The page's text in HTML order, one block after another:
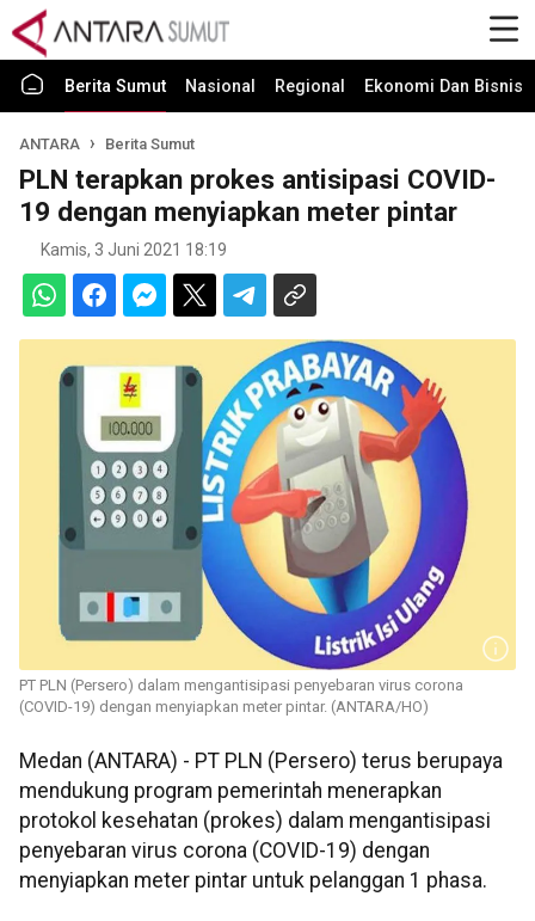
Berita Sumut Nasional Regional Ekonomi Dan Bisnis
ANTARA Berita Sumut
PLN terapkan prokes antisipasi COVID-
19 dengan menyiapkan meter pintar
Kamis, 3 Juni 2021 18:19
PT PLN (Persero) dalam mengantisipasi penyebaran virus corona
(COVID-19) dengan menyiapkan meter pintar. (ANTARA/HO)
Medan (ANTARA) - PT PLN (Persero) terus berupaya
mendukung program pemerintah menerapkan
protokol kesehatan (prokes) dalam mengantisipasi
penyebaran virus corona (COVID-19) dengan
menyiapkan meter pintar untuk pelanggan 1 phasa.